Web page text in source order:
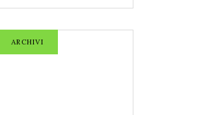
ARCHIVI